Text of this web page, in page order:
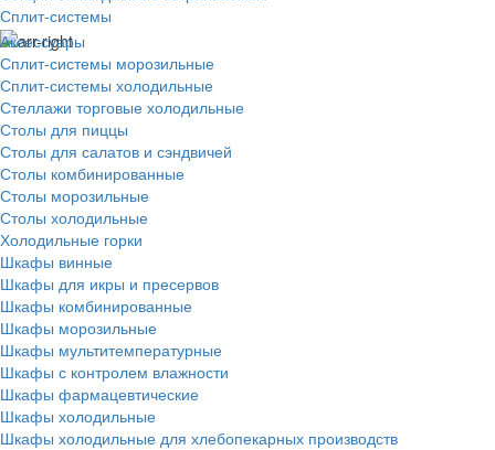
Сплит-системы
Аксессуары
Сплит-системы морозильные
Сплит-системы холодильные
Стеллажи торговые холодильные
Столы для пиццы
Столы для салатов и сэндвичей
Столы комбинированные
Столы морозильные
Столы холодильные
Холодильные горки
Шкафы винные
Шкафы для икры и пресервов
Шкафы комбинированные
Шкафы морозильные
Шкафы мультитемпературные
Шкафы с контролем влажности
Шкафы фармацевтические
Шкафы холодильные
Шкафы холодильные для хлебопекарных производств